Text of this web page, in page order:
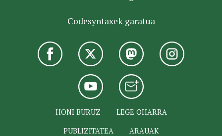
Codesyntaxek garatua
HONI BURUZ
LEGE OHARRA
PUBLIZITATEA
ARAUAK